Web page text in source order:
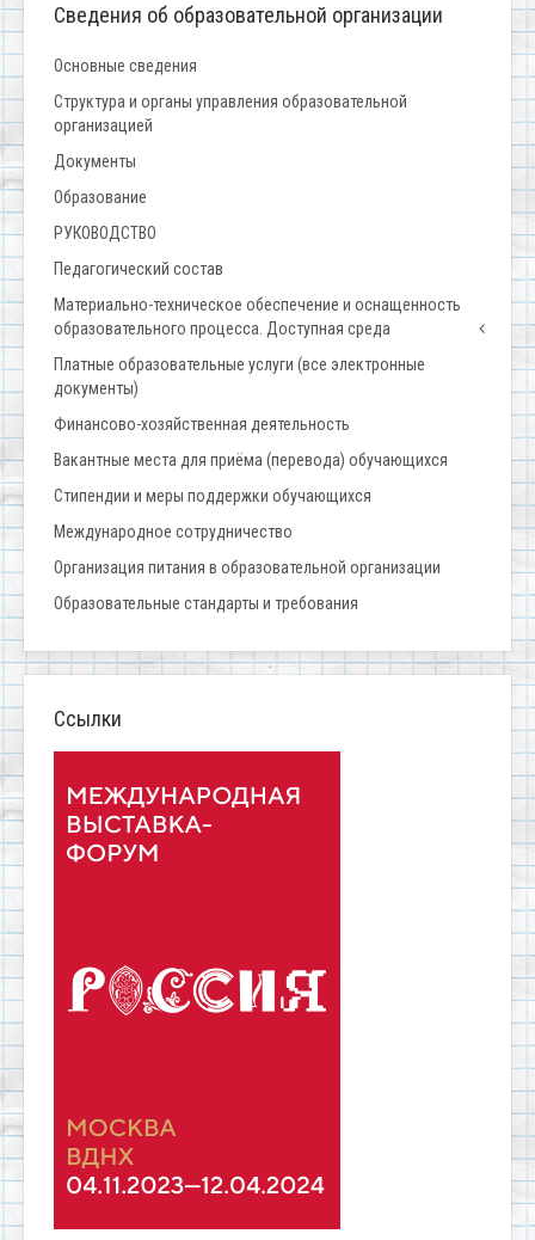
Сведения об образовательной организации
Основные сведения
Структура и органы управления образовательной
организацией
Документы
Образование
РУКОВОДСТВО
Педагогический состав
Материально-техническое обеспечение и оснащенность
образовательного процесса. Доступная среда
Платные образовательные услуги (все электронные
документы)
Финансово-хозяйственная деятельность
Вакантные места для приёма (перевода) обучающихся
Стипендии и меры поддержки обучающихся
Международное сотрудничество
Организация питания в образовательной организации
Образовательные стандарты и требования
Ссылки